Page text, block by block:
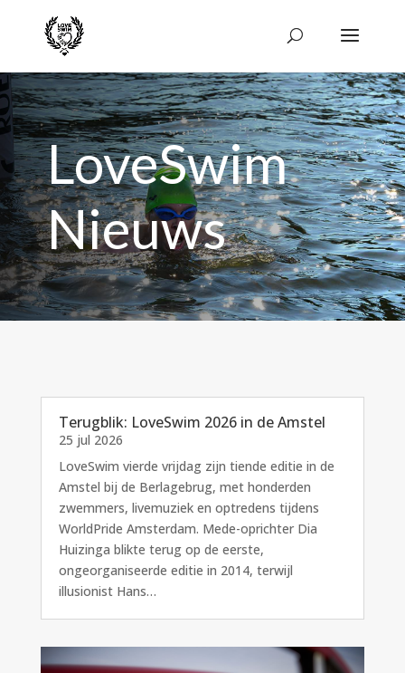
LoveSwim
Nieuws
Terugblik: LoveSwim 2026 in de Amstel
25 jul 2026
LoveSwim vierde vrijdag zijn tiende editie in de
Amstel bij de Berlagebrug, met honderden
zwemmers, livemuziek en optredens tijdens
WorldPride Amsterdam. Mede-oprichter Dia
Huizinga blikte terug op de eerste,
ongeorganiseerde editie in 2014, terwijl
illusionist Hans…